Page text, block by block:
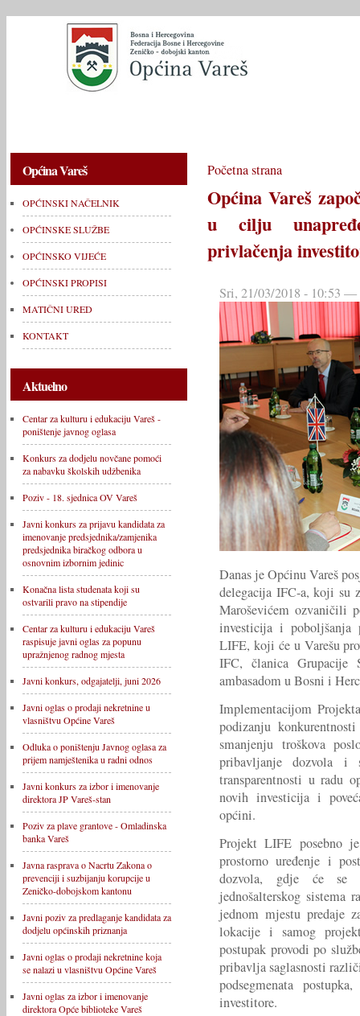
Općina Vareš
OPĆINSKI NAČELNIK
OPĆINSKE SLUŽBE
OPĆINSKO VIJEĆE
OPĆINSKI PROPISI
MATIČNI URED
KONTAKT
Aktuelno
Centar za kulturu i edukaciju Vareš -
poništenje javnog oglasa
Konkurs za dodjelu novčane pomoći
za nabavku školskih udžbenika
Poziv - 18. sjednica OV Vareš
Javni konkurs za prijavu kandidata za
imenovanje predsjednika/zamjenika
predsjednika biračkog odbora u
osnovnim izbornim jedinic
Konačna lista studenata koji su
ostvarili pravo na stipendije
Centar za kulturu i edukaciju Vareš
raspisuje javni oglas za popunu
upražnjenog radnog mjesta
Javni konkurs, odgajatelji, juni 2026
Javni oglas o prodaji nekretnine u
vlasništvu Općine Vareš
Odluka o poništenju Javnog oglasa za
prijem namještenika u radni odnos
Javni konkurs za izbor i imenovanje
direktora JP Vareš-stan
Poziv za plave grantove - Omladinska
banka Vareš
Javna rasprava o Nacrtu Zakona o
prevenciji i suzbijanju korupcije u
Zeničko-dobojskom kantonu
Javni poziv za predlaganje kandidata za
dodjelu općinskih priznanja
Javni oglas o prodaji nekretnine koja
se nalazi u vlasništvu Općine Vareš
Javni oglas za izbor i imenovanje
direktora Opće biblioteke Vareš
Početna strana
Općina Vareš
u cilju
privlačenja
Sri, 21/03/2018 - 10:53
Danas je Općinu Vareš
delegacija IFC-a, koji su
Maroševićem ozvaničili
investicija i poboljšanja
LIFE, koji će u Varešu
IFC, članica Grupacije
ambasadom u Bosni i
Implementacijom
podizanju
smanjenju troškova
pribavljanje dozvola i
transparentnosti u radu
novih investicija i
općini.
Projekt LIFE posebno
prostorno uređenje i
dozvola, gdje će se
jednošalterskog
jednom mjestu predaje
lokacije i samog
postupak provodi po
pribavlja saglasnosti
podsegmenata
investitore.